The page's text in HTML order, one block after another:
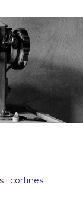
i cortines.